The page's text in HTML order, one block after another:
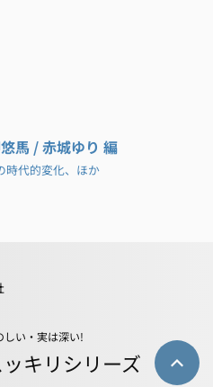
馬 / 赤城ゆり 編
時代的変化、ほか
しい・実は深い!
キリシリーズ